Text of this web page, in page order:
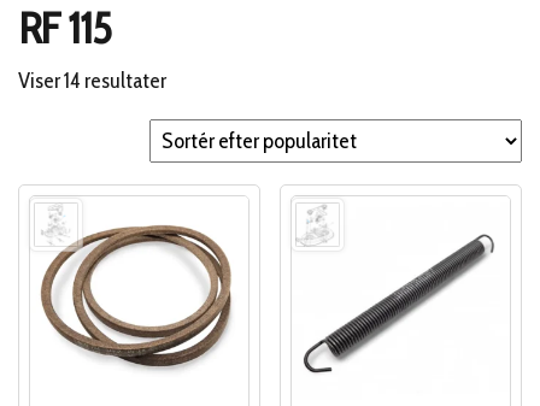
RF 115
Viser 14 resultaterSorteret
efter
popularitet